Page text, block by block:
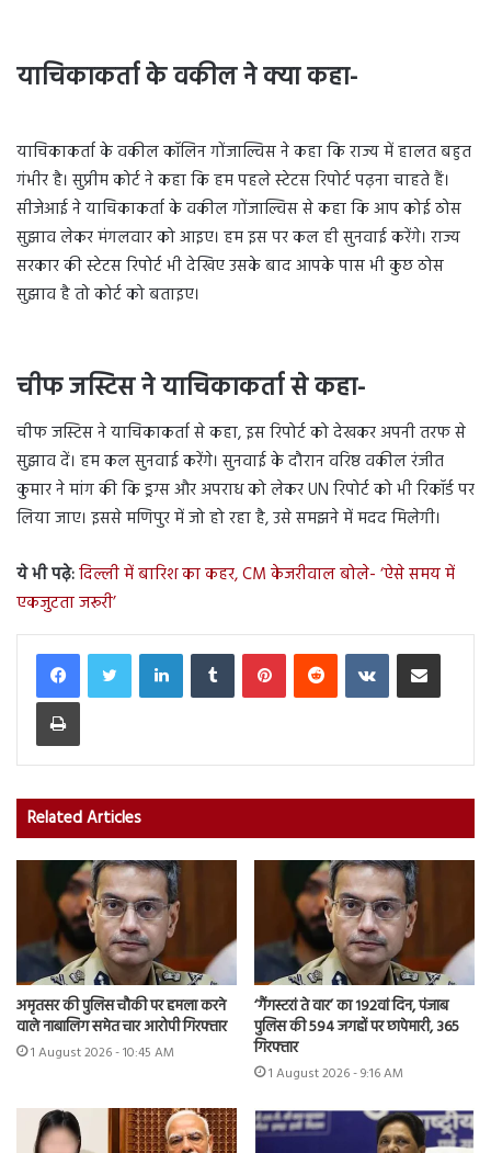
याचिकाकर्ता के वकील ने क्या कहा-
याचिकाकर्ता के वकील कॉलिन गोंजाल्विस ने कहा कि राज्य में हालत बहुत
गंभीर है। सुप्रीम कोर्ट ने कहा कि हम पहले स्टेटस रिपोर्ट पढ़ना चाहते हैं।
सीजेआई ने याचिकाकर्ता के वकील गोंजाल्विस से कहा कि आप कोई ठोस
सुझाव लेकर मंगलवार को आइए। हम इस पर कल ही सुनवाई करेंगे। राज्य
सरकार की स्टेटस रिपोर्ट भी देखिए उसके बाद आपके पास भी कुछ ठोस
सुझाव है तो कोर्ट को बताइए।
चीफ जस्टिस ने याचिकाकर्ता से कहा-
चीफ जस्टिस ने याचिकाकर्ता से कहा, इस रिपोर्ट को देखकर अपनी तरफ से
सुझाव दें। हम कल सुनवाई करेंगे। सुनवाई के दौरान वरिष्ठ वकील रंजीत
कुमार ने मांग की कि ड्रग्स और अपराध को लेकर UN रिपोर्ट को भी रिकॉर्ड पर
लिया जाए। इससे मणिपुर में जो हो रहा है, उसे समझने में मदद मिलेगी।
ये भी पढ़े:दिल्ली में बारिश का कहर, CM केजरीवाल बोले- ‘ऐसे समय में
एकजुटता जरूरी’
LinkedInTumblr PinterestReddit VKontakteShare via Email
Print
Related Articles
अमृतसर की पुलिस चौकी पर हमला करने
वाले नाबालिग समेत चार आरोपी गिरफ्तार
1 August 2026 - 10:45 AM
‘गैंगस्टरां ते वार’ का 192वां दिन, पंजाब
पुलिस की 594 जगहों पर छापेमारी, 365
गिरफ्तार
1 August 2026 - 9:16 AM